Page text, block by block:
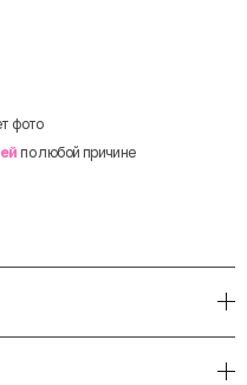
фото
по любой причине